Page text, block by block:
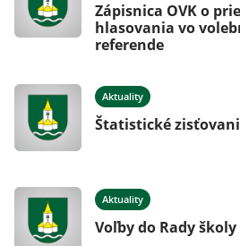
Zápisnica OVK o
hlasovania vo
referende
Aktuality
Štatistické
Aktuality
Voľby do Rady školy